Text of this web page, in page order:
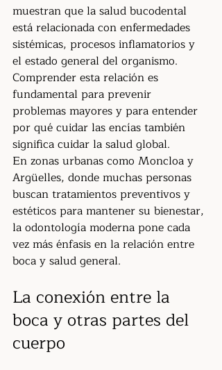
muestran que la salud bucodental
está relacionada con enfermedades
sistémicas, procesos inflamatorios y
el estado general del organismo.
Comprender esta relación es
fundamental para prevenir
problemas mayores y para entender
por qué cuidar las encías también
significa cuidar la salud global.
En zonas urbanas como Moncloa y
Argüelles, donde muchas personas
buscan tratamientos preventivos y
estéticos para mantener su bienestar,
la odontología moderna pone cada
vez más énfasis en la relación entre
boca y salud general.
La conexión entre la
boca y otras partes del
cuerpo